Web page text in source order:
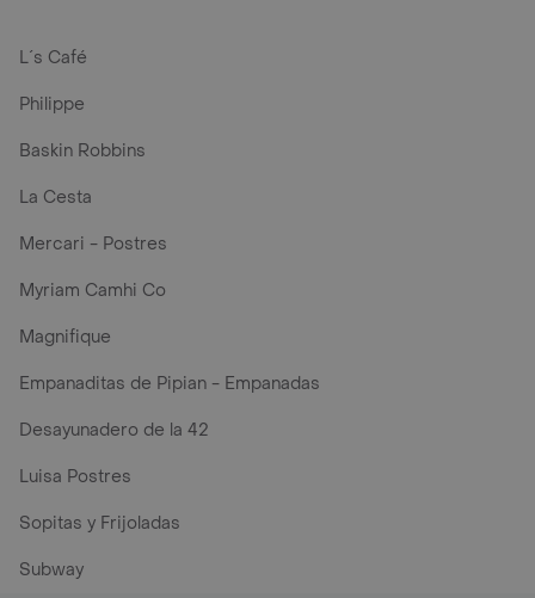
L´s Café
Philippe
Baskin Robbins
La Cesta
Mercari - Postres
Myriam Camhi Co
Magnifique
Empanaditas de Pipian - Empanadas
Desayunadero de la 42
Luisa Postres
Sopitas y Frijoladas
Subway